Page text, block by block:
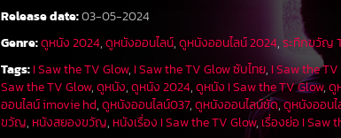
Release date:03-05-2024
Genre:ดูหนัง 2024,ดูหนังออนไลน์,ดูหนังออนไลน์ 2024,ระทึกขวัญ
Tags:I Saw the TV Glow, I Saw the TV Glow ซับไทย, I Saw the
Saw the TV Glow,ดูหนัง,ดูหนัง 2024,ดูหนัง I Saw the TV Glow,ดู
ออนไลน์ imovie hd,ดูหนังออนไลน์037,ดูหนังออนไลน์ชัด,ดูหนังออน
ขวัญ, หนังสยองขวัญ, หนังเรื่อง I Saw the TV Glow, เรื่องย่อ I Saw